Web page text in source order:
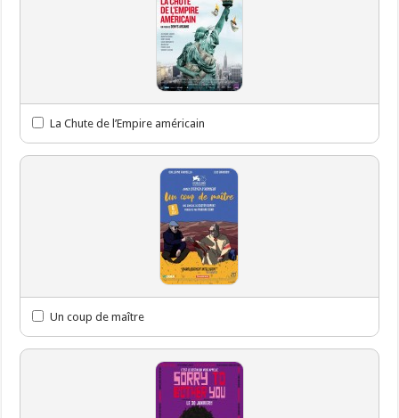
La Chute de l’Empire américain
Un coup de maître